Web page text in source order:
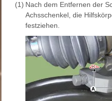
(1) Nach dem Entfernen der
Achsschenkel, die
festziehen.